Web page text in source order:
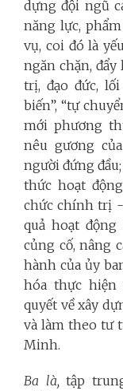
dựng đội ngũ
năng lực,
vụ, coi đó là
ngăn chặn,
trị, đạo đức,
biến”, “tự
mới phương
nêu gương
người đứng
thức hoạt
chức chính trị -
quả hoạt động
củng cố, nâng
hành của ủy
hóa thực hiện
quyết về xây
và làm theo tư
Minh.
Ba là, tập